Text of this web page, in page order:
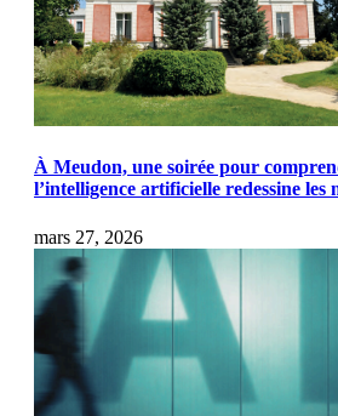
À Meudon, une soirée pour
l’intelligence artificielle redessine les
mars 27, 2026